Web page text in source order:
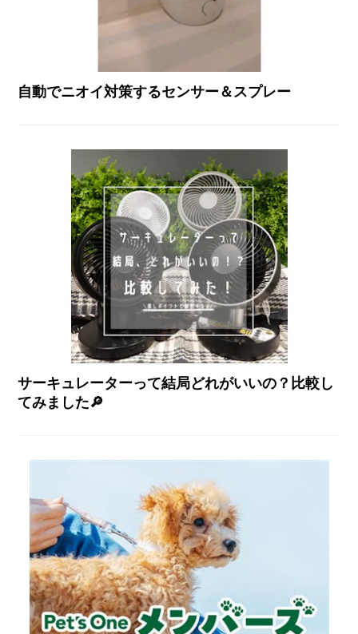
自動でニオイ対策するセンサー＆スプレー
サーキュレーターって結局どれがいいの？比較し
てみました🔎